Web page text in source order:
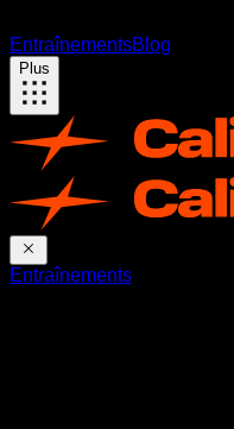
EntraînementsBlog
Plus
Entraînements